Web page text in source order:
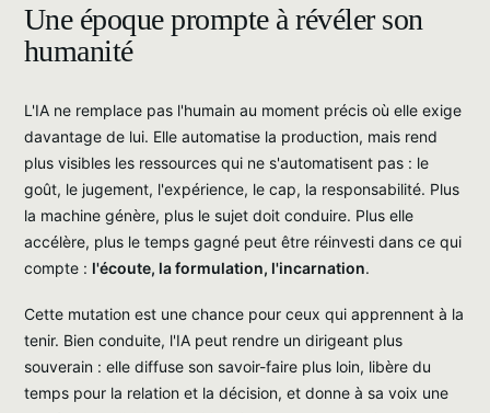
Une époque prompte à révéler son
humanité
L'IA ne remplace pas l'humain au moment précis où elle exige
davantage de lui. Elle automatise la production, mais rend
plus visibles les ressources qui ne s'automatisent pas : le
goût, le jugement, l'expérience, le cap, la responsabilité. Plus
la machine génère, plus le sujet doit conduire. Plus elle
accélère, plus le temps gagné peut être réinvesti dans ce qui
compte : l'écoute, la formulation, l'incarnation.
Cette mutation est une chance pour ceux qui apprennent à la
tenir. Bien conduite, l'IA peut rendre un dirigeant plus
souverain : elle diffuse son savoir-faire plus loin, libère du
temps pour la relation et la décision, et donne à sa voix une